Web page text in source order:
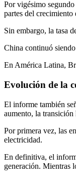
Por vigésimo
partes del
Sin embargo, la tasa
China continuó
En América Latina,
Evolución de la
El informe también
aumento, la transición
Por primera vez, las
electricidad.
En definitiva, el
generación. Mientras